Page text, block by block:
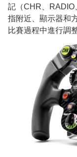
記（CHR、RADIO
指附近、顯示器和
比賽過程中進行調